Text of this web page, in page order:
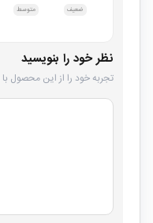
ضعیف متوسط
نظر خود را بنویسید
تجربه خود را از این محصول